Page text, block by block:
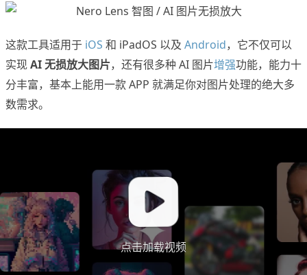
这款工具适用于 iOS 和 iPadOS 以及 Android，它不仅可以
实现AI 无损放大图片，还有很多种 AI 图片增强功能，能力十
分丰富，基本上能用一款 APP 就满足你对图片处理的绝大多
数需求。
点击加载视频